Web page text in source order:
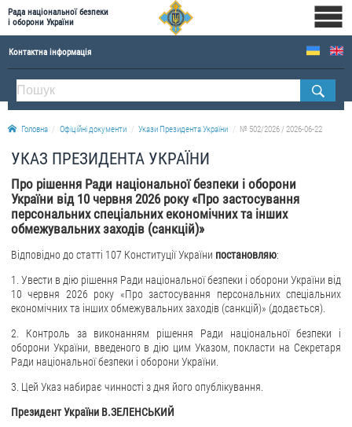
Рада національної безпеки
і оборони України
Контактна інформація
ПРО РНБОУ
Склад Ради національної безпеки і оборони України
Апарат Ради національної безпеки і оборони України
Правова основа діяльності Ради національної безпеки і оборони України
Історична довідка про діяльність Ради національної безпеки і оборони України
ОФІЦІЙНІ ДОКУМЕНТИ
Новини
Drone Deals
Відеогалерея
Звернення громадян
Головна Офіційні документи Укази Президента України № 502/2026 / 2026-06-22
УКАЗ ПРЕЗИДЕНТА УКРАЇНИ
Про рішення Ради національної безпеки і оборони
України від 10 червня 2026 року «Про застосування
персональних спеціальних економічних та інших
обмежувальних заходів (санкцій)»
Відповідно до статті 107 Конституції України постановляю:
1. Увести в дію рішення Ради національної безпеки і оборони України від
10 червня 2026 року «Про застосування персональних спеціальних
економічних та інших обмежувальних заходів (санкцій)» (додається).
2. Контроль за виконанням рішення Ради національної безпеки і
оборони України, введеного в дію цим Указом, покласти на Секретаря
Ради національної безпеки і оборони України.
3. Цей Указ набирає чинності з дня його опублікування.
Президент України В.ЗЕЛЕНСЬКИЙ